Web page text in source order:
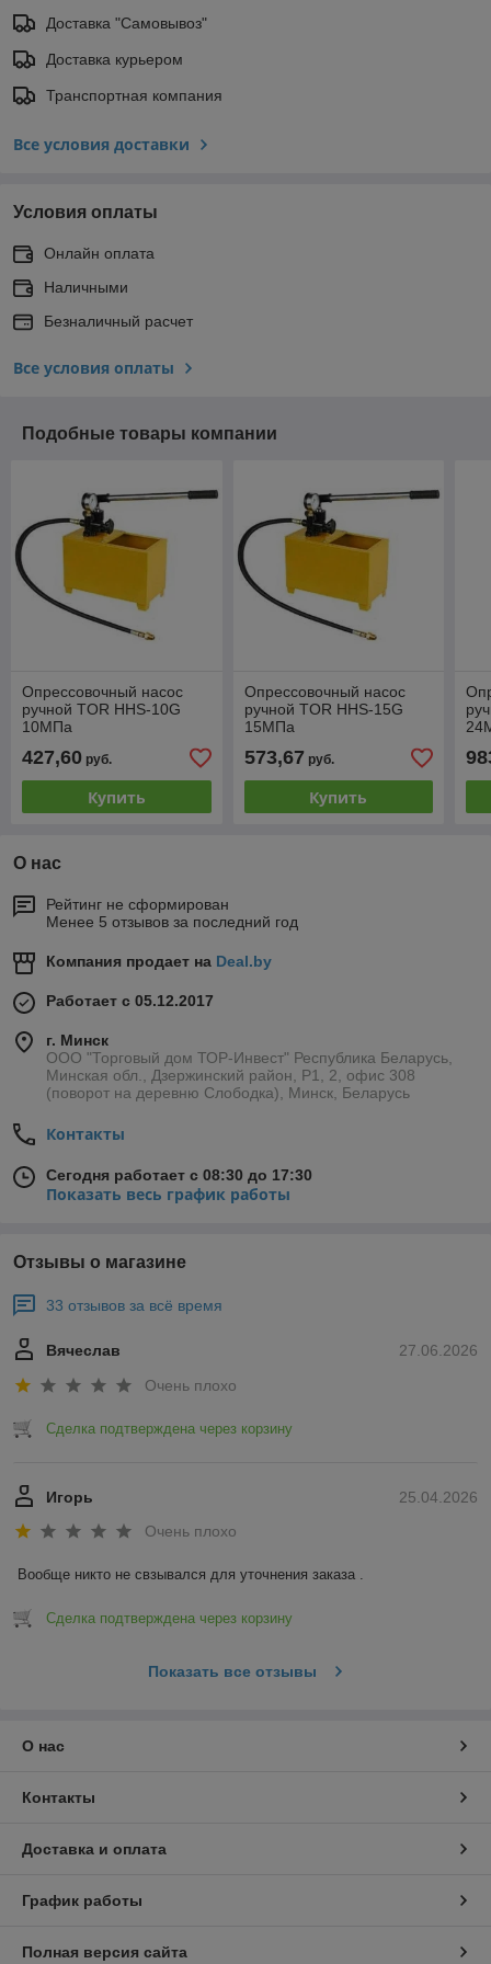
Доставка "Самовывоз"
Доставка курьером
Транспортная компания
Все условия доставки
Условия оплаты
Онлайн оплата
Наличными
Безналичный расчет
Все условия оплаты
Подобные товары компании
Опрессовочный насос
ручной TOR HHS-10G
10МПа
427,60 руб.
Купить
Опрессовочный насос
ручной TOR HHS-15G
15МПа
573,67 руб.
Купить
О нас
Рейтинг не сформирован
Менее 5 отзывов за последний год
Компания продает на Deal.by
Работает с 05.12.2017
г. Минск
ООО "Торговый дом ТОР-Инвест" Республика Беларусь,
Минская обл., Дзержинский район, Р1, 2, офис 308
(поворот на деревню Слободка), Минск, Беларусь
Контакты
Сегодня работает с 08:30 до 17:30
Показать весь график работы
Отзывы о магазине
33 отзывов за всё время
27.06.2026
Вячеслав
Очень плохо
Сделка подтверждена через корзину
25.04.2026
Игорь
Очень плохо
Вообще никто не свзывался для уточнения заказа .
Сделка подтверждена через корзину
Показать все отзывы
О нас
Контакты
Доставка и оплата
График работы
Полная версия сайта